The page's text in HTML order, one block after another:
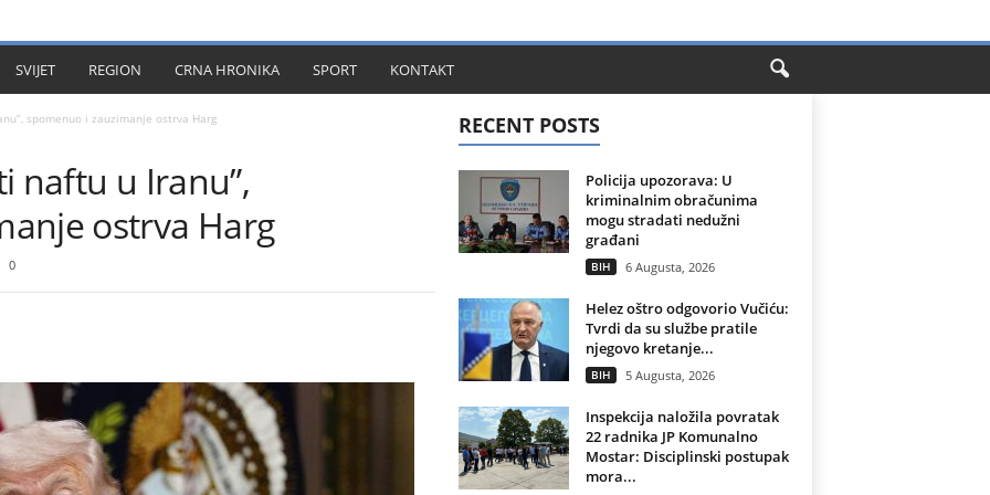
SVIJET REGION CRNA HRONIKA SPORT KONTAKT
spomenuo i zauzimanje ostrva Harg
naftu u Iranu”,
ostrva Harg
0
RECENT POSTS
Policija upozorava: U
kriminalnim obračunima
mogu stradati nedužni
građani
BIH 6 Augusta, 2026
Helez oštro odgovorio Vučiću:
Tvrdi da su službe pratile
njegovo kretanje...
BIH 5 Augusta, 2026
Inspekcija naložila povratak
22 radnika JP Komunalno
Mostar: Disciplinski postupak
mora...